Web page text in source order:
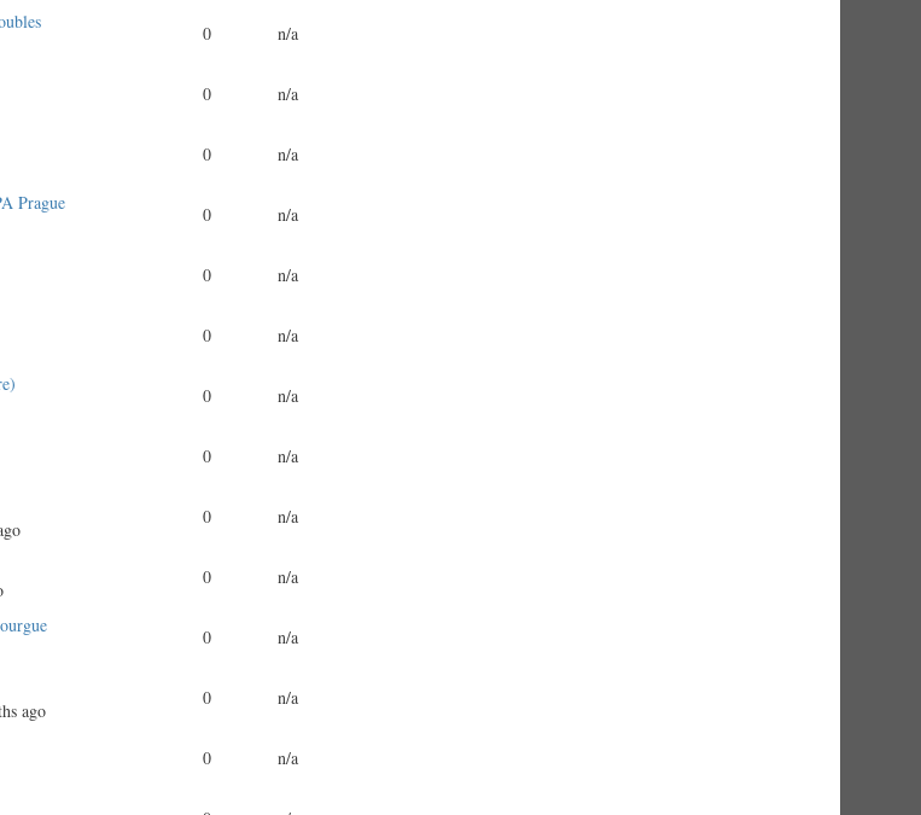
0 n/a
0 n/a
0 n/a
Prague
0 n/a
0 n/a
0 n/a
0 n/a
0 n/a
0 n/a
0 n/a
0 n/a
ago
0 n/a
0 n/a